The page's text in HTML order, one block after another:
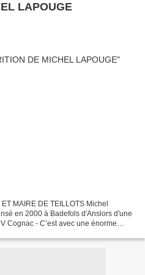
LAPOUGE
MAIRE DE TEILLOTS Michel
en 2000 à Badefols d'Anslors d'une
Cognac - C’est avec une énorme